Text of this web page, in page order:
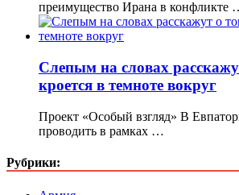
преимущество Ирана в конфликте
Слепым на словах
кроется в темноте вокруг
Проект «Особый взгляд» В
проводить в рамках …
Рубрики: